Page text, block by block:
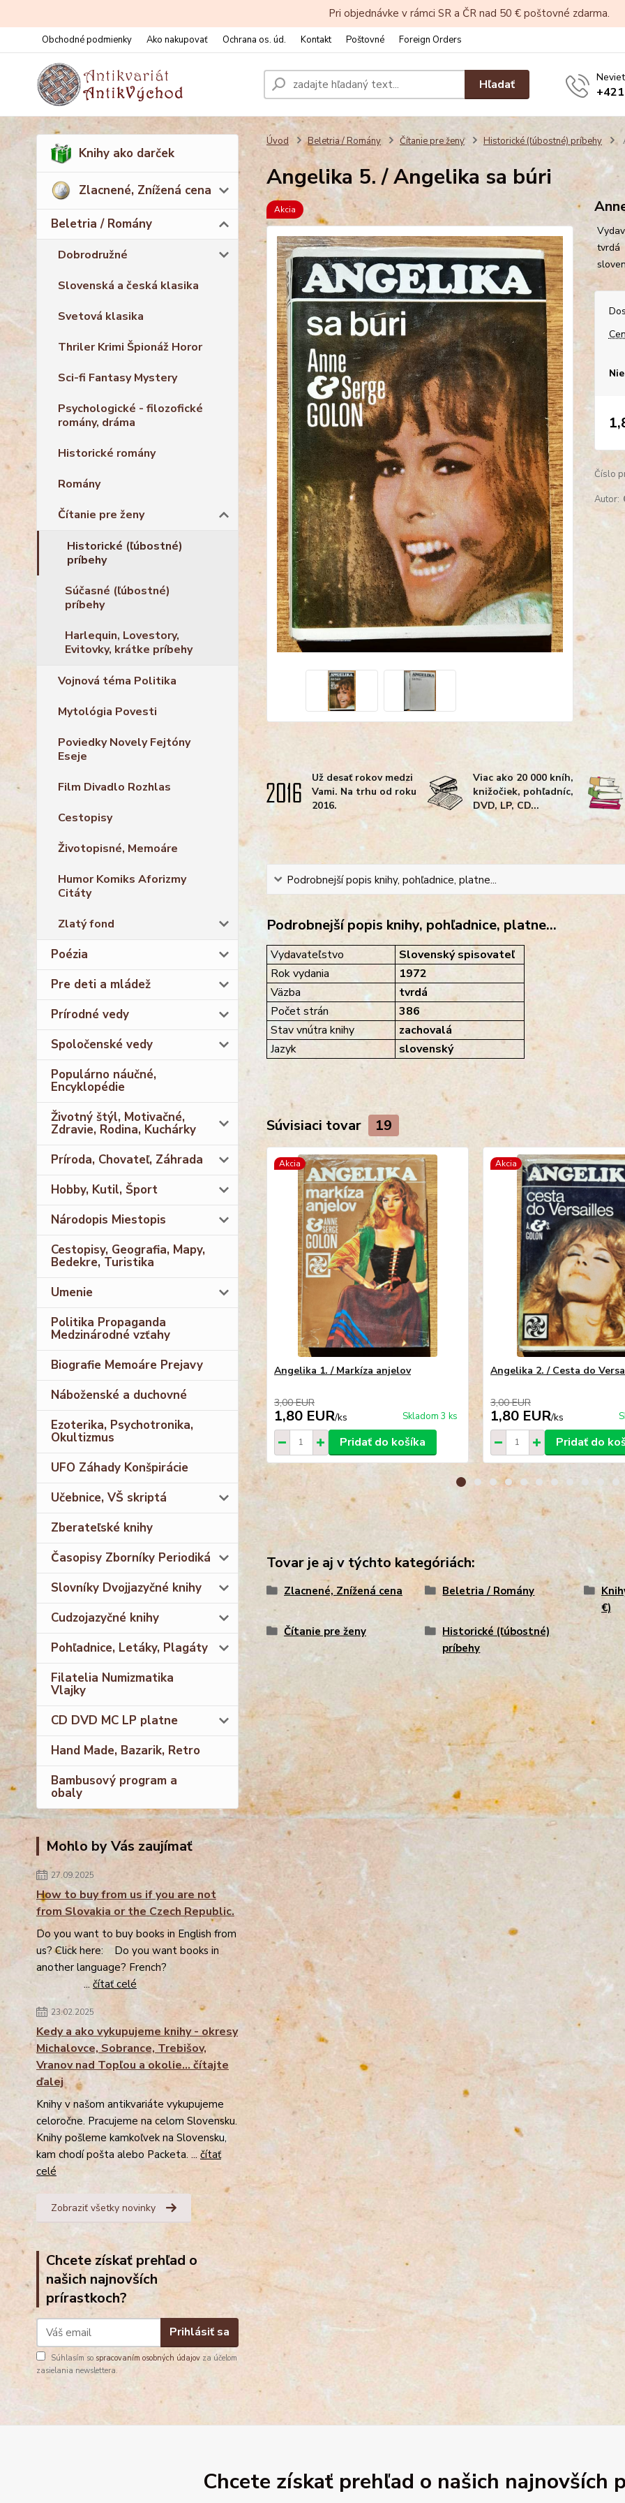
Pri objednávke v rámci SR a ČR nad 50 € poštovné zdarma.
Obchodné podmienky Ako nakupovať Ochrana os. úd. Kontakt Poštovné Foreign Orders
Hľadať
Knihy ako darček
Zlacnené, Znížená cena
Beletria / Romány
Dobrodružné
Slovenská a česká klasika
Svetová klasika
Thriler Krimi Špionáž Horor
Sci-fi Fantasy Mystery
Psychologické - filozofické
romány, dráma
Historické romány
Romány
Čítanie pre ženy
Historické (ľúbostné)
príbehy
Súčasné (ľúbostné)
príbehy
Harlequin, Lovestory,
Evitovky, krátke príbehy
Vojnová téma Politika
Mytológia Povesti
Poviedky Novely Fejtóny
Eseje
Film Divadlo Rozhlas
Cestopisy
Životopisné, Memoáre
Humor Komiks Aforizmy
Citáty
Zlatý fond
Poézia
Pre deti a mládež
Prírodné vedy
Spoločenské vedy
Populárno náučné,
Encyklopédie
Životný štýl, Motivačné,
Zdravie, Rodina, Kuchárky
Príroda, Chovateľ, Záhrada
Hobby, Kutil, Šport
Národopis Miestopis
Cestopisy, Geografia, Mapy,
Bedekre, Turistika
Umenie
Politika Propaganda
Medzinárodné vzťahy
Biografie Memoáre Prejavy
Náboženské a duchovné
Ezoterika, Psychotronika,
Okultizmus
UFO Záhady Konšpirácie
Učebnice, VŠ skriptá
Zberateľské knihy
Časopisy Zborníky Periodiká
Slovníky Dvojjazyčné knihy
Cudzojazyčné knihy
Pohľadnice, Letáky, Plagáty
Filatelia Numizmatika
Vlajky
CD DVD MC LP platne
Hand Made, Bazarik, Retro
Bambusový program a
obaly
Mohlo by Vás zaujímať
27.09.2025
How to buy from us if you are not
from Slovakia or the Czech Republic.
Do you want to buy books in English from
us? Click here: Do you want books in
another language? French?
... čítať celé
23.02.2025
Kedy a ako vykupujeme knihy - okresy
Michalovce, Sobrance, Trebišov,
Vranov nad Topľou a okolie... čítajte
ďalej
Knihy v našom antikvariáte vykupujeme
celoročne. Pracujeme na celom Slovensku.
Knihy pošleme kamkoľvek na Slovensku,
kam chodí pošta alebo Packeta. ... čítať
celé
Zobraziť všetky novinky
Chcete získať prehľad o
našich najnovších
prírastkoch?
Prihlásiť sa
Súhlasím so spracovaním osobných údajov za účelom
zasielania newslettera.
Úvod Beletria / Romány Čítanie pre ženy Historické (ľúbostné) príbehy
Angelika 5. / Angelika sa búri
Akcia
tvrdá
Číslo
Autor:
Už desať rokov medzi
Vami. Na trhu od roku
2016.
Viac ako 20 000 kníh,
knižočiek, pohľadníc,
DVD, LP, CD...
Podrobnejší popis knihy, pohľadnice, platne...
Podrobnejší popis knihy, pohľadnice, platne...
Vydavateľstvo
Slovenský spisovateľ
Rok vydania
1972
Väzba
tvrdá
Počet strán
386
Stav vnútra knihy
zachovalá
Jazyk
slovenský
Súvisiaci tovar 19
Akcia
Angelika 1. / Markíza anjelov
3,00 EUR
1,80 EUR/ks Skladom 3 ks
Pridať do košíka
Akcia
Angelika 2. / Cesta do
3,00 EUR
1,80 EUR/ks
Pridať do
Tovar je aj v týchto kategóriách:
Zlacnené, Znížená cena Beletria / Romány
€)
Čítanie pre ženy
Historické (ľúbostné)
príbehy
Chcete získať prehľad o našich najnovších